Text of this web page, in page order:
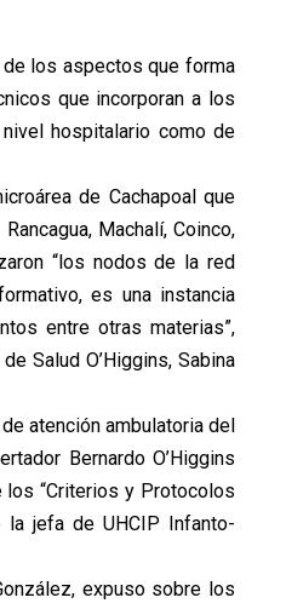
de los aspectos que forma
que incorporan a los
hospitalario como de
de Cachapoal que
Machalí, Coinco,
“los nodos de la red
es una instancia
entre otras materias”,
Salud O’Higgins, Sabina
atención ambulatoria del
Bernardo O’Higgins
los “Criterios y Protocolos
jefa de UHCIP Infanto-
expuso sobre los